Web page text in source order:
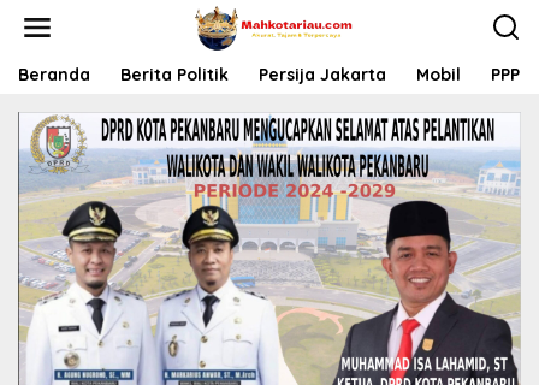
Beranda Berita Politik Persija Jakarta Mobil PPP